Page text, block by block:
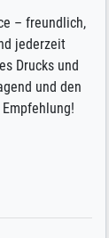
der
aus dem 1.
habe ich bei
der